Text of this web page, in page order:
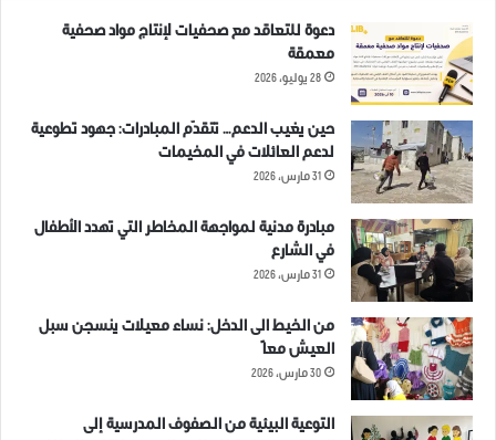
شارك هذا الموضوع:
جبهة تحرير سوريا في أول
مواجهة مع تحرير الشام.
14 ديسمبر، 2018
في "مقالات"
1 مارس، 2019
دعوة للتعاقد مع صحفيات لإنتاج مواد صحفية
معمقة
28 يوليو، 2026
حين يغيب الدعم… تتقدّم المبادرات: جهود تطوعية
لدعم العائلات في المخيمات
31 مارس، 2026
مبادرة مدنية لمواجهة المخاطر التي تهدد الأطفال
في الشارع
31 مارس، 2026
من الخيط الى الدخل: نساء معيلات ينسجن سبل
العيش معاً
30 مارس، 2026
التوعية البيئية من الصفوف المدرسية إلى